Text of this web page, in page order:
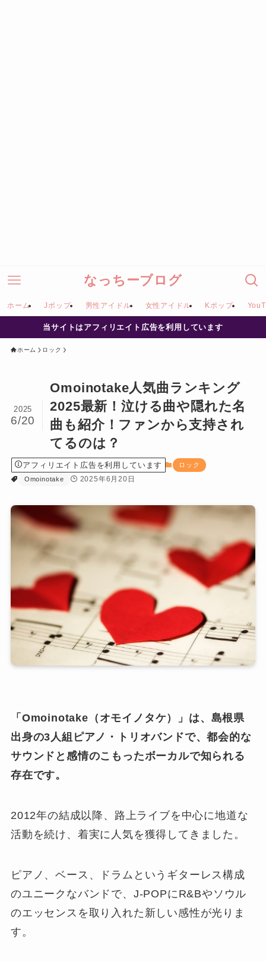
なっちーブログ
ホーム Jポップ 男性アイドル 女性アイドル Kポップ
当サイトはアフィリエイト広告を利用しています
ホーム ロック
Omoinotake人気曲ランキング
2025最新！泣ける曲や隠れた名
曲も紹介！ファンから支持され
てるのは？
2025
6/20
アフィリエイト広告を利用しています
ロック
Omoinotake
2025年6月20日
「Omoinotake（オモイノタケ）」は、島根県
出身の3人組ピアノ・トリオバンドで、都会的な
サウンドと感情のこもったボーカルで知られる
存在です。
2012年の結成以降、路上ライブを中心に地道な
活動を続け、着実に人気を獲得してきました。
ピアノ、ベース、ドラムというギターレス構成
のユニークなバンドで、J-POPにR&Bやソウル
のエッセンスを取り入れた新しい感性が光りま
す。